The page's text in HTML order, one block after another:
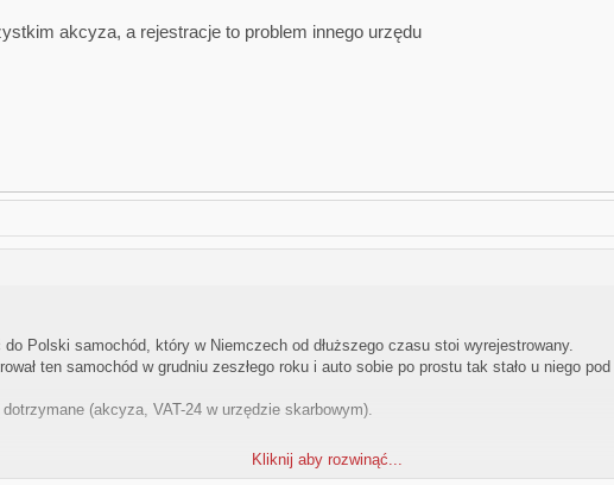
akcyza, a rejestracje to problem innego urzędu
Polski samochód, który w Niemczech od dłuższego czasu stoi wyrejestrowany.
ten samochód w grudniu zeszłego roku i auto sobie po prostu tak stało u niego
(akcyza, VAT-24 w urzędzie skarbowym).
ale odnośnie tego, że samochód kupuję teraz, a na dowiedzie rejestracyjnym jest
Kliknij aby rozwinąć...